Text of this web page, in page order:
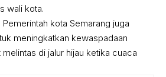
wali kota.
kota Semarang juga
meningkatkan kewaspadaan
di jalur hijau ketika cuaca